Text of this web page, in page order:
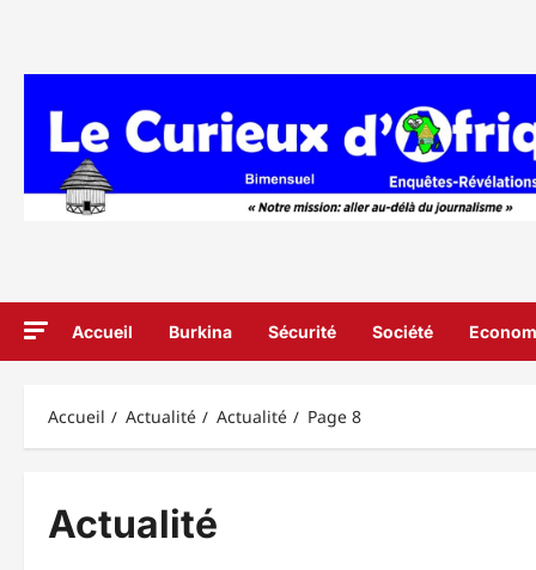
Accueil Burkina Sécurité Société
Accueil Actualité Actualité Page 8
Actualité